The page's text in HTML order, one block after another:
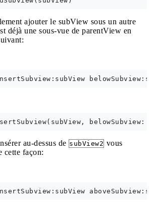
ajouter le subView sous un autre
déjà une sous-vue de parentView en
au-dessus de subView2 vous
cette façon: